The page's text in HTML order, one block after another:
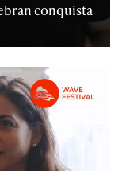
conquista